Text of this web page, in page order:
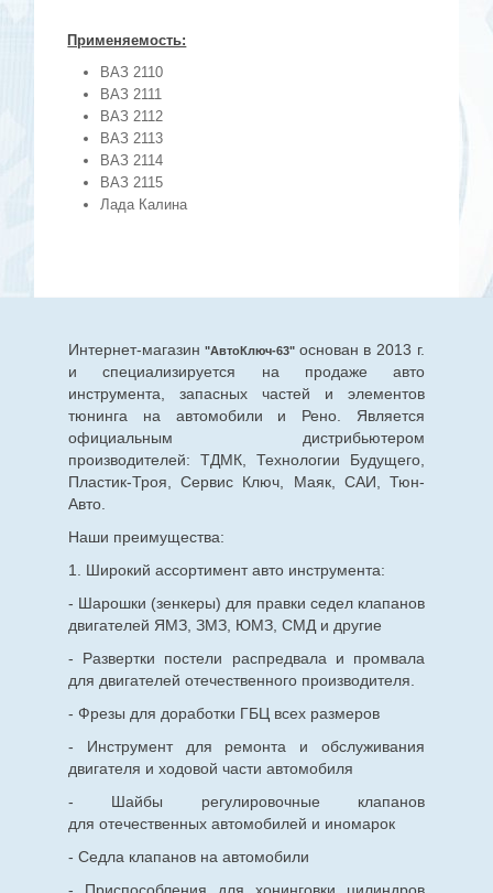
Применяемость:
ВАЗ 2110
ВАЗ 2111
ВАЗ 2112
ВАЗ 2113
ВАЗ 2114
ВАЗ 2115
Лада Калина
Интернет-магазин "АвтоКлюч-63" основан в 2013 г.
и специализируется на продаже авто
инструмента, запасных частей и элементов
тюнинга на автомобили и Рено. Является
официальным дистрибьютером
производителей: ТДМК, Технологии Будущего,
Пластик-Троя, Сервис Ключ, Маяк, САИ, Тюн-
Авто.
Наши преимущества:
1. Широкий ассортимент авто инструмента:
- Шарошки (зенкеры) для правки седел клапанов
двигателей ЯМЗ, ЗМЗ, ЮМЗ, СМД и другие
- Развертки постели распредвала и промвала
для двигателей отечественного производителя.
- Фрезы для доработки ГБЦ всех размеров
- Инструмент для ремонта и обслуживания
двигателя и ходовой части автомобиля
- Шайбы регулировочные клапанов
для отечественныхавтомобилей и иномарок
- Седла клапанов на автомобили